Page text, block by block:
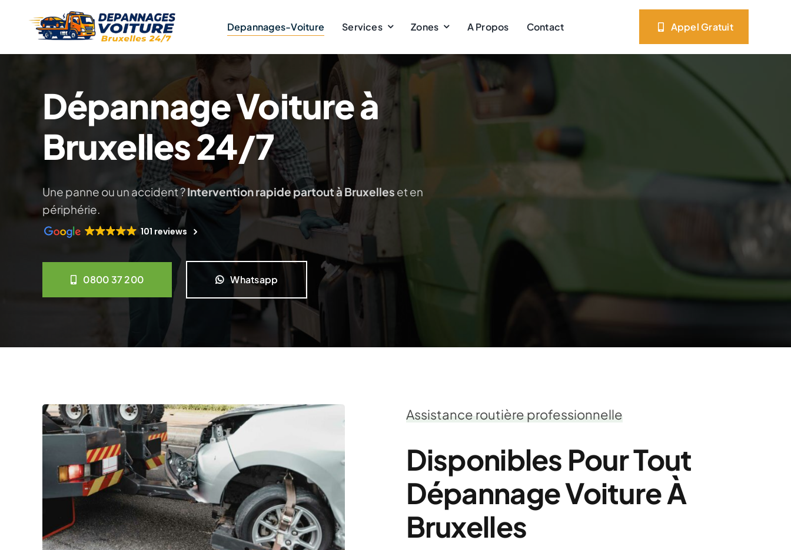
Depannages-Voiture Services Zones A Propos Contact Appel Gratuit
Dépannage Voiture à
Bruxelles 24/7
Une panne ou un accident ?Intervention rapide partout à Bruxelles et en
périphérie.
101 reviews
0800 37 200 Whatsapp
Assistance routière professionnelle
Disponibles Pour Tout
Dépannage Voiture À
Bruxelles